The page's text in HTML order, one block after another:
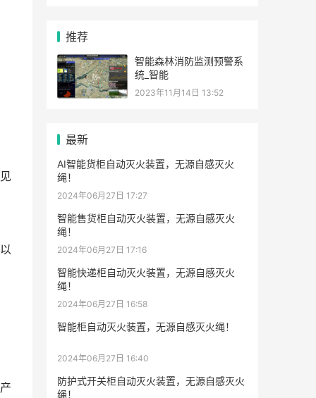
推荐
智能森林消防监测预警系
统_智能
2023年11月14日 13:52
最新
AI智能货柜自动灭火装置，无源自感灭火
绳！
2024年06月27日 17:27
智能售货柜自动灭火装置，无源自感灭火
绳！
2024年06月27日 17:16
智能快递柜自动灭火装置，无源自感灭火
绳！
2024年06月27日 16:58
智能柜自动灭火装置，无源自感灭火绳！
2024年06月27日 16:40
防护式开关柜自动灭火装置，无源自感灭火
绳！